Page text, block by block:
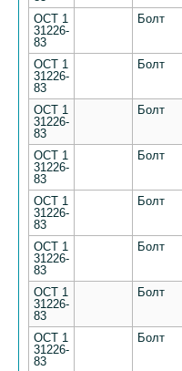
ОСТ 1
31226-
83
Болт
ОСТ 1
31226-
83
Болт
ОСТ 1
31226-
83
Болт
ОСТ 1
31226-
83
Болт
ОСТ 1
31226-
83
Болт
ОСТ 1
31226-
83
Болт
ОСТ 1
31226-
83
Болт
ОСТ 1
31226-
83
Болт